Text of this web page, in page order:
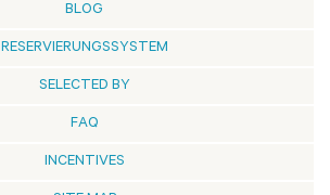
BLOG
RESERVIERUNGSSYSTEM
SELECTED BY
FAQ
INCENTIVES